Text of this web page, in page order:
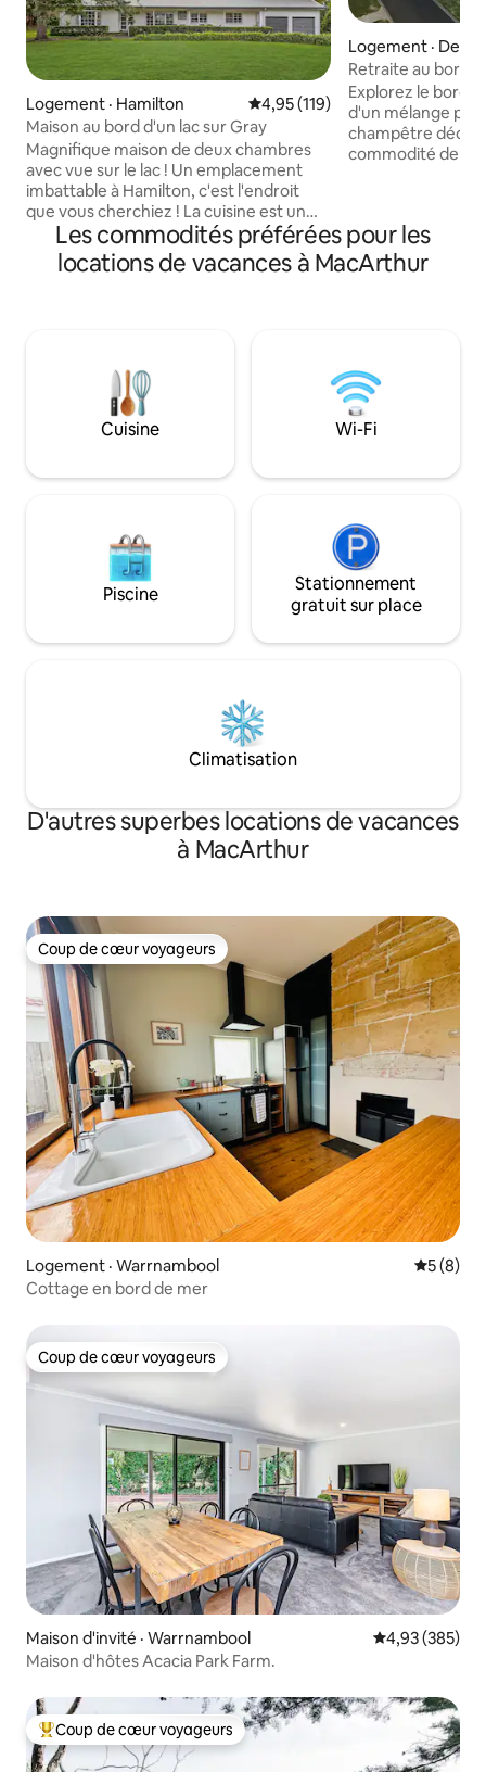
Logement · Hamilton Note moyenne de 4,95 sur 5,
4,95 (119)
Maison au bord d'un lac sur Gray
Magnifique maison de deux chambres
avec vue sur le lac ! Un emplacement
imbattable à Hamilton, c'est l'endroit
que vous cherchiez ! La cuisine est un
rêve, avec des appareils modernes. Un
coin repas, où vous pourrez profiter de
vos repas avec vue. Les 2 chambres
Hamilton, vous serez à proximité du lac,
d'un hôpital, d'une aire de jeux, de pubs,
de restaurants, de cafés et à seulement
2 minutes en voiture du quartier des
Logement ·
Retraite au bord
Warrnambool
Explorez le bord
d'un mélange
champêtre
commodité de la
l'eau et un accès
plein air.
gommiers qui
les voyages
Les commodités préférées pour les
locations de vacances à MacArthur
Cuisine Wi-Fi
Piscine
Stationnement
gratuit sur place
Climatisation
D'autres superbes locations de vacances
à MacArthur
Coup de cœur voyageurs
Coup de cœur voyageurs
Logement · Warrnambool Note
5 (8)
Cottage en bord de mer
Coup de cœur voyageurs
Coup de cœur voyageurs
Maison d'invité · Warrnambool Note
4,93 (385)
Maison d'hôtes Acacia Park Farm.
Coup de cœur voyageurs parmi les plus aimés
Coup de cœur voyageurs